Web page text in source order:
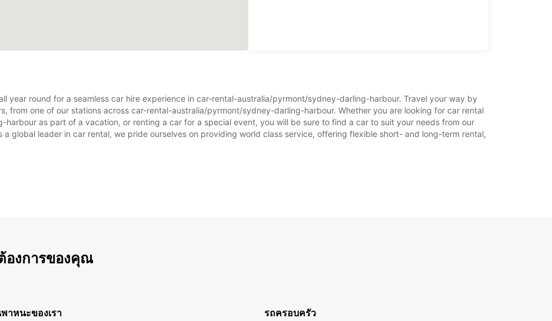
year round for a seamless car hire experience in car-rental-australia/pyrmont/sydney-darling-harbour. Travel your way by
from one of our stations across car-rental-australia/pyrmont/sydney-darling-harbour. Whether you are looking for car rental
as part of a vacation, or renting a car for a special event, you will be sure to find a car to suit your needs from our
global leader in car rental, we pride ourselves on providing world class service, offering flexible short- and long-term rental,
องการของคุณ
าหนะของเรา รถครอบครัว